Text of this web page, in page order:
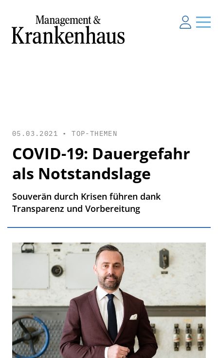
05.03.2021 •TOP-THEMEN
COVID-19: Dauergefahr
als Notstandslage
Souverän durch Krisen führen dank
Transparenz und Vorbereitung